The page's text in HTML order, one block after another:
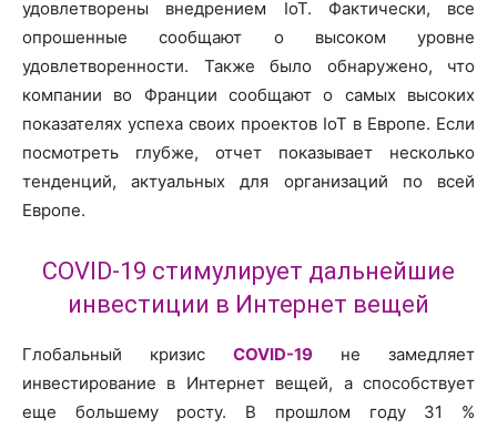
удовлетворены внедрением IoT. Фактически, все
опрошенные сообщают о высоком уровне
удовлетворенности. Также было обнаружено, что
компании во Франции сообщают о самых высоких
показателях успеха своих проектов IoT в Европе. Если
посмотреть глубже, отчет показывает несколько
тенденций, актуальных для организаций по всей
Европе.
COVID-19 cтимулирует дальнейшие
инвестиции в Интернет вещей
Глобальный кризис COVID-19 не замедляет
инвестирование в Интернет вещей, а способствует
еще большему росту. В прошлом году 31 %